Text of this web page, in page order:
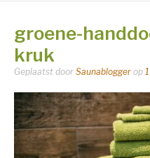
groene-
kruk
Geplaatst door Saunablogger op